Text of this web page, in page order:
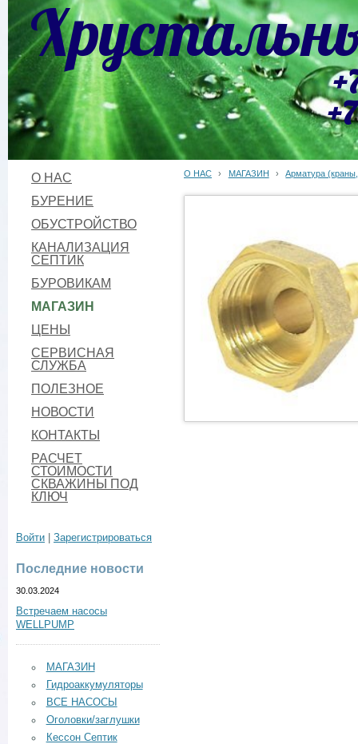
О НАС
БУРЕНИЕ
ОБУСТРОЙСТВО
КАНАЛИЗАЦИЯ
СЕПТИК
БУРОВИКАМ
МАГАЗИН
ЦЕНЫ
СЕРВИСНАЯ
СЛУЖБА
ПОЛЕЗНОЕ
НОВОСТИ
КОНТАКТЫ
РАСЧЕТ
СТОИМОСТИ
СКВАЖИНЫ ПОД
КЛЮЧ
Войти Зарегистрироваться
Последние новости
30.03.2024
Встречаем насосы
WELLPUMP
МАГАЗИН
Гидроаккумуляторы
ВСЕ НАСОСЫ
Оголовки/заглушки
Кессон Септик
О НАС › МАГАЗИН › Арматура